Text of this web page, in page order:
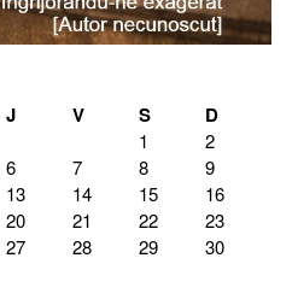
J V S D
1
2
6 7 8
9
13 14 15
16
20 21 22
23
27 28 29
30